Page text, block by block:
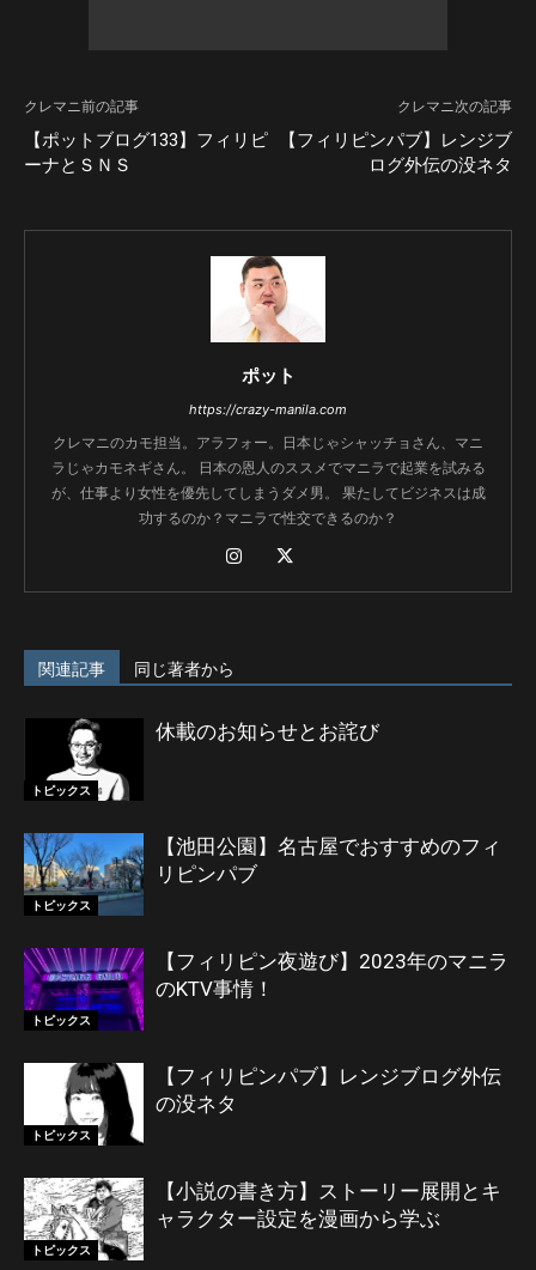
クレマニ前の記事
【ポットブログ133】フィリピ
ーナとＳＮＳ
クレマニ次の記事
【フィリピンパブ】レンジブ
ログ外伝の没ネタ
ポット
https://crazy-manila.com
クレマニのカモ担当。アラフォー。日本じゃシャッチョさん、マニ
ラじゃカモネギさん。 日本の恩人のススメでマニラで起業を試みる
が、仕事より女性を優先してしまうダメ男。 果たしてビジネスは成
功するのか？マニラで性交できるのか？
関連記事 同じ著者から
トピックス
休載のお知らせとお詫び
トピックス
【池田公園】名古屋でおすすめのフィ
リピンパブ
トピックス
【フィリピン夜遊び】2023年のマニラ
のKTV事情！
トピックス
【フィリピンパブ】レンジブログ外伝
の没ネタ
トピックス
【小説の書き方】ストーリー展開とキ
ャラクター設定を漫画から学ぶ